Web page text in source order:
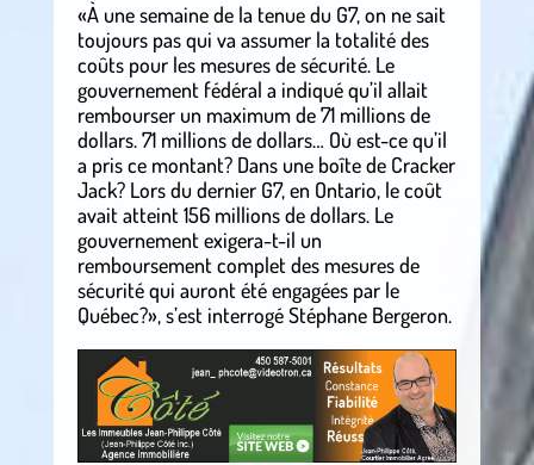
«À une semaine de la tenue du G7, on ne sait
toujours pas qui va assumer la totalité des
coûts pour les mesures de sécurité. Le
gouvernement fédéral a indiqué qu’il allait
rembourser un maximum de 71 millions de
dollars. 71 millions de dollars… Où est-ce qu’il
a pris ce montant? Dans une boîte de Cracker
Jack? Lors du dernier G7, en Ontario, le coût
avait atteint 156 millions de dollars. Le
gouvernement exigera-t-il un
remboursement complet des mesures de
sécurité qui auront été engagées par le
Québec?», s’est interrogé Stéphane Bergeron.